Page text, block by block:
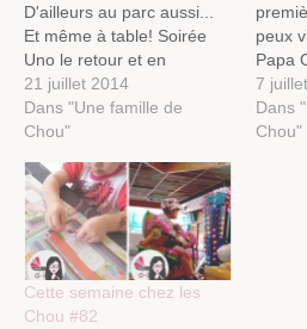
D'ailleurs au parc aussi...
Et même à table! Soirée
Uno le retour et en
terrasse. Semaine pas
franchement remplie, mais
il fait trop chaud et on ne
semaine prochaine…
21 juillet 2014
Dans "Une famille de
Chou"
peux
Papa
Avec
7
Dans
Chou"
Cette semaine chez les
Chou #82